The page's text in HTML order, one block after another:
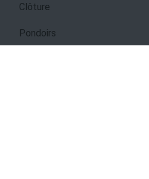
Clôture
Pondoirs